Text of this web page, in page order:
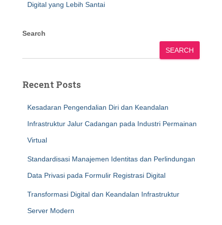
Digital yang Lebih Santai
Search
SEARCH
Recent Posts
Kesadaran Pengendalian Diri dan Keandalan
Infrastruktur Jalur Cadangan pada Industri Permainan
Virtual
Standardisasi Manajemen Identitas dan Perlindungan
Data Privasi pada Formulir Registrasi Digital
Transformasi Digital dan Keandalan Infrastruktur
Server Modern